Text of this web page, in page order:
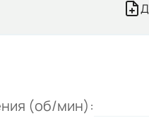
(об/мин):